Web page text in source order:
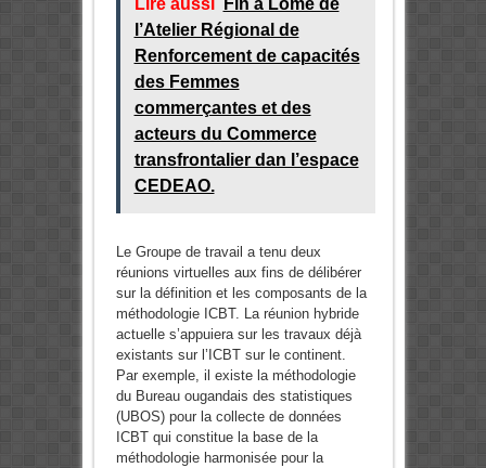
l’Atelier Régional de
Renforcement de capacités
des Femmes
commerçantes et des
acteurs du Commerce
transfrontalier dan l’espace
CEDEAO.
Le Groupe de travail a tenu deux
réunions virtuelles aux fins de délibérer
sur la définition et les composants de la
méthodologie ICBT. La réunion hybride
actuelle s’appuiera sur les travaux déjà
existants sur l’ICBT sur le continent.
Par exemple, il existe la méthodologie
du Bureau ougandais des statistiques
(UBOS) pour la collecte de données
ICBT qui constitue la base de la
méthodologie harmonisée pour la